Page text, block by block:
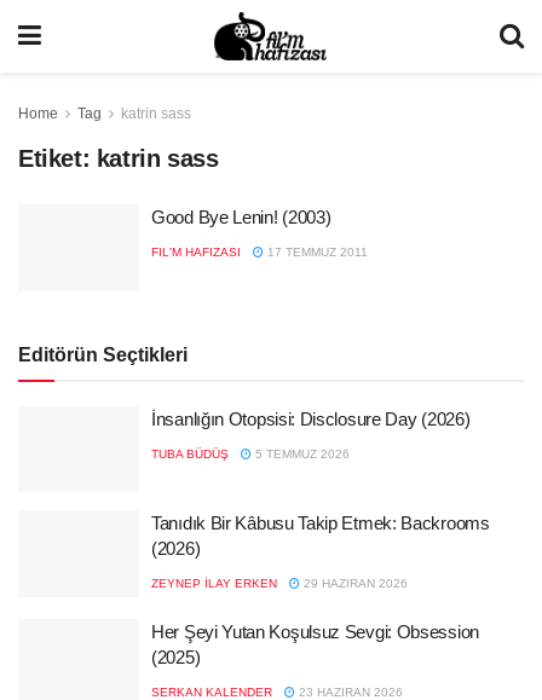
Home Tag katrin sass
Etiket: katrin sass
Good Bye Lenin! (2003)
FIL'M HAFIZASI 17 TEMMUZ 2011
Editörün Seçtikleri
İnsanlığın Otopsisi: Disclosure Day (2026)
TUBA BÜDÜŞ 5 TEMMUZ 2026
Tanıdık Bir Kâbusu Takip Etmek: Backrooms
(2026)
ZEYNEP İLAY ERKEN 29 HAZIRAN 2026
Her Şeyi Yutan Koşulsuz Sevgi: Obsession
(2025)
SERKAN KALENDER 23 HAZIRAN 2026